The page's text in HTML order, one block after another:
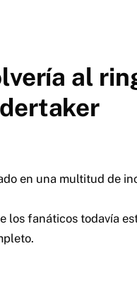
al
en una multitud de
los fanáticos todavía